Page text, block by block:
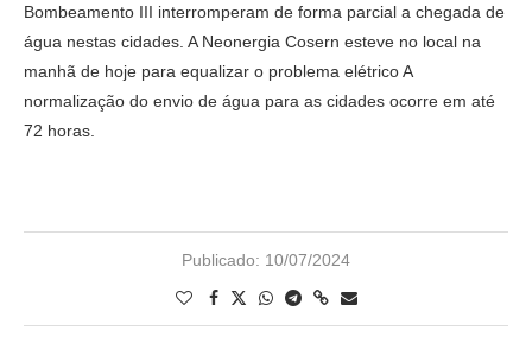
Bombeamento III interromperam de forma parcial a chegada de
água nestas cidades. A Neonergia Cosern esteve no local na
manhã de hoje para equalizar o problema elétrico A
normalização do envio de água para as cidades ocorre em até
72 horas.
Publicado: 10/07/2024